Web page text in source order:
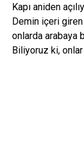
Kapı aniden
Demin içeri
onlarda arabaya
Biliyoruz ki,